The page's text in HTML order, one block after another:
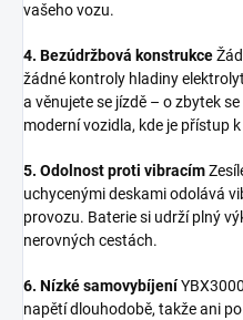
vašeho vozu.
4. Bezúdržbová konstrukce
žádné kontroly hladiny
a věnujete se jízdě – o zbytek
moderní vozidla, kde je přístup
5. Odolnost proti vibracím
uchycenými deskami odolává
provozu. Baterie si udrží plný
nerovných cestách.
6. Nízké samovybíjení
napětí dlouhodobě, takže ani